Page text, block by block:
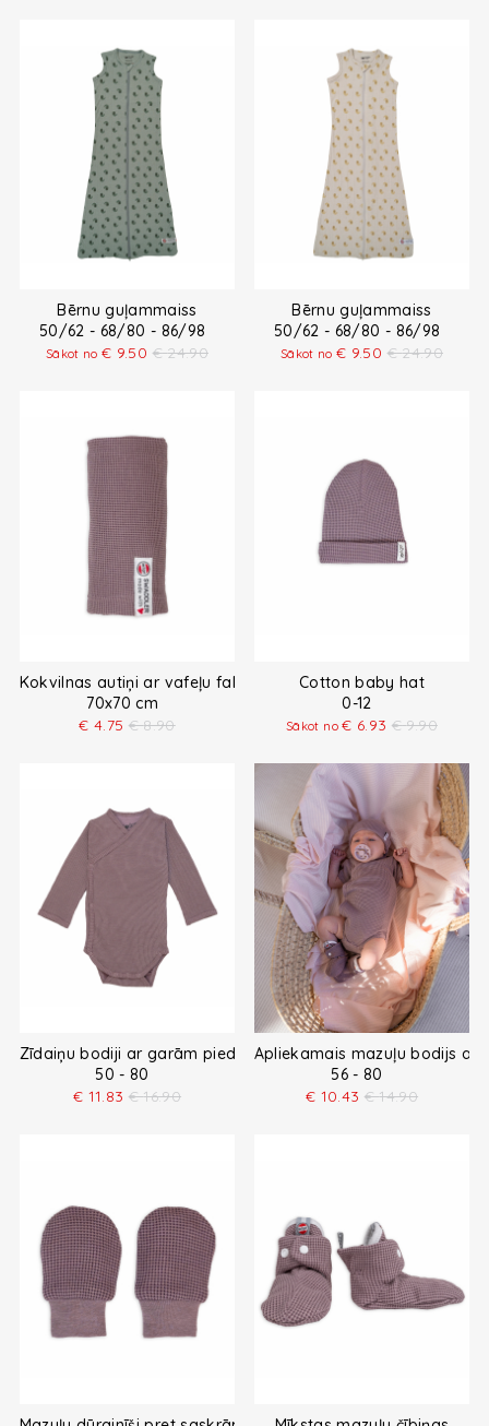
Bērnu guļammaiss
50/62 - 68/80 - 86/98
Sākot no€ 9.50 € 24.90
Bērnu guļammaiss
50/62 - 68/80 - 86/98
Sākot no€ 9.50 € 24.90
Kokvilnas autiņi ar vafeļu faktūru 70x70 cm
70x70 cm
€ 4.75 € 8.90
Cotton baby hat
0-12
Sākot no€ 6.93 € 9.90
Zīdaiņu bodiji ar garām piedurknēm
50 - 80
€ 11.83 € 16.90
Apliekamais mazuļu bodijs ar
56 - 80
€ 10.43 € 14.90